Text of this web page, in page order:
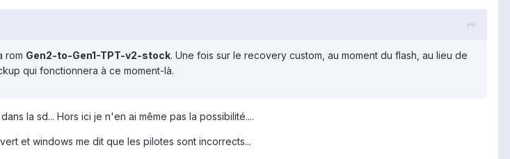
rom Gen2-to-Gen1-TPT-v2-stock. Une fois sur le recovery custom, au moment du flash, au lieu de
qui fonctionnera à ce moment-là.
la sd... Hors ici je n'en ai même pas la possibilité....
et windows me dit que les pilotes sont incorrects...